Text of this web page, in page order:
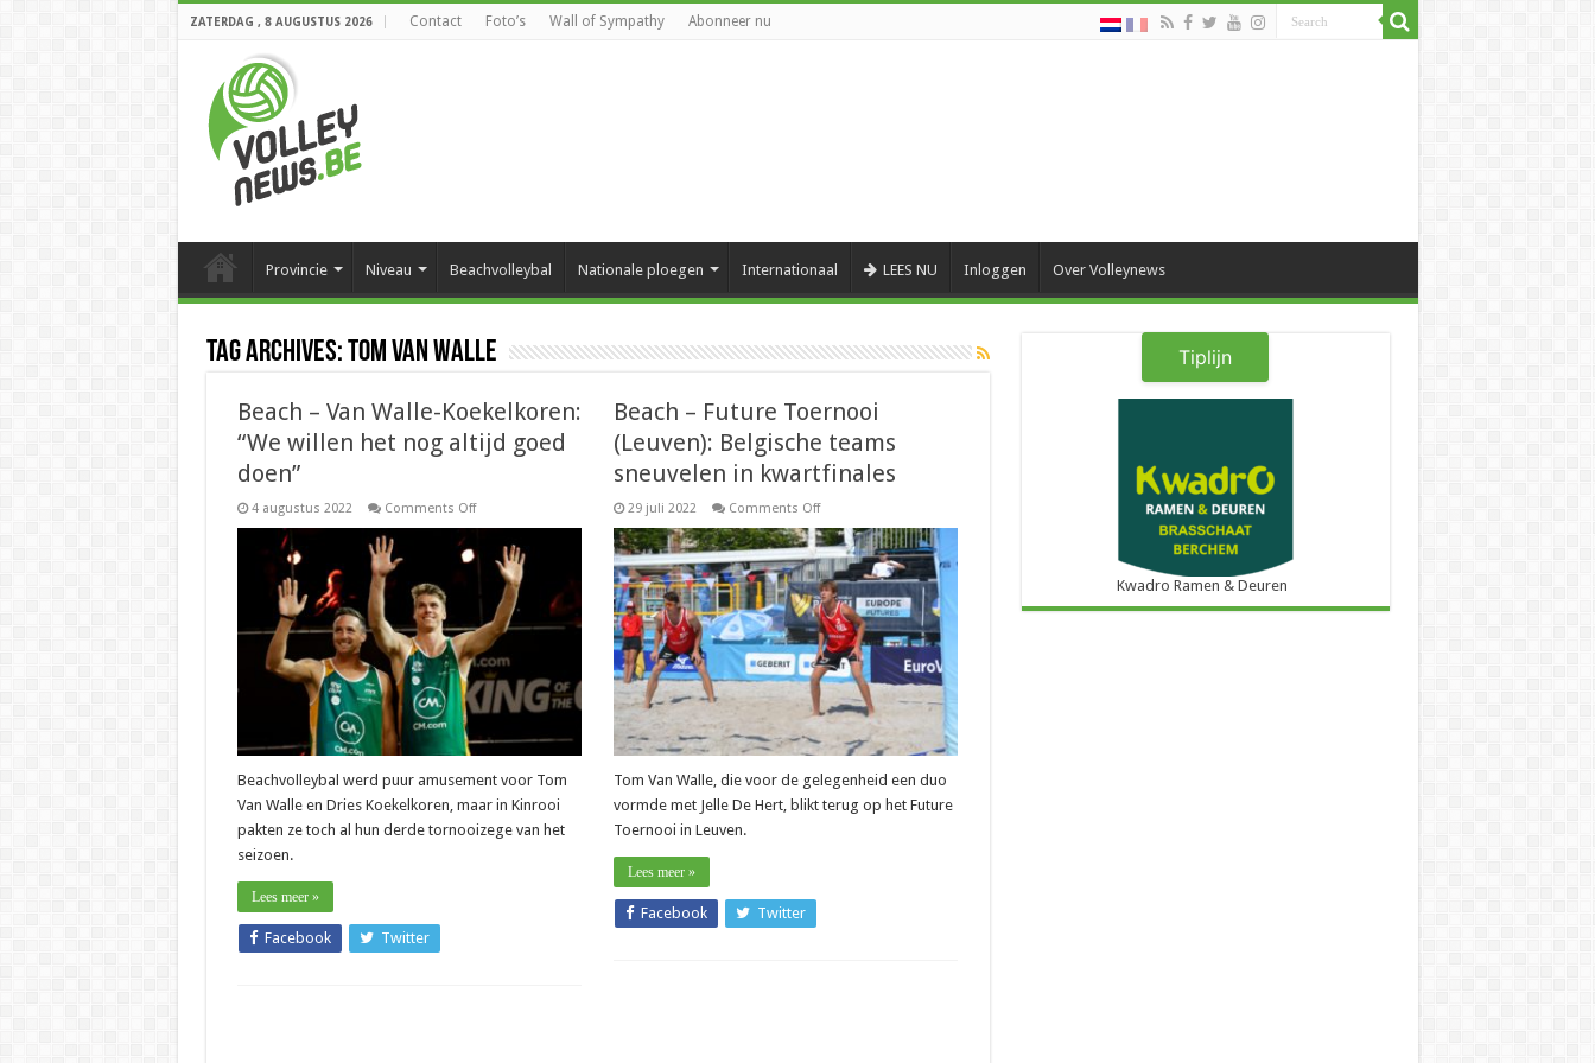
ZATERDAG , 8 AUGUSTUS 2026 Contact Foto’s Wall of Sympathy Abonneer nu
Provincie Niveau Beachvolleybal Nationale ploegen Internationaal LEES NU Inloggen Over Volleynews
Tag Archives:Tom Van Walle
Beach – Van Walle-Koekelkoren:
“We willen het nog altijd goed
doen”
4 augustus 2022 Comments Offon
Van
Walle-
Koekelkoren:
“We
willen
het
nog
altijd
goed
doen”
Beachvolleybal werd puur amusement voor Tom
Van Walle en Dries Koekelkoren, maar in Kinrooi
pakten ze toch al hun derde tornooizege van het
seizoen.
Lees meer »
Facebook Twitter
Beach – Future Toernooi
(Leuven): Belgische teams
sneuvelen in kwartfinales
29 juli 2022 Comments Offon
–
Future
Toernooi
(Leuven):
Belgische
teams
sneuvelen
in
kwartfinales
Tom Van Walle, die voor de gelegenheid een duo
vormde met Jelle De Hert, blikt terug op het Future
Toernooi in Leuven.
Lees meer »
Facebook Twitter
Tiplijn
Kwadro Ramen & Deuren